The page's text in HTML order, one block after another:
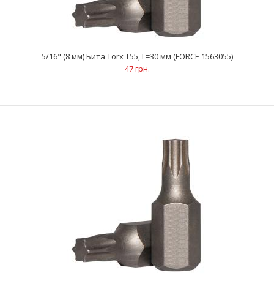
..
5/16" (8 мм) Бита Torx Т50, L=30 мм (FORCE 1563050)
5/16" (8 мм) Бита Torx Т55, L=30 мм (FORCE 1563055)
47 грн.